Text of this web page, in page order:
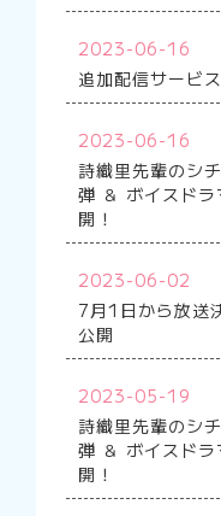
2023-06-16
追加配信サービ
2023-06-16
詩織里先輩のシ
弾 ＆ ボイスド
開！
2023-06-02
7月1日から放送
公開
2023-05-19
詩織里先輩のシ
弾 ＆ ボイスド
開！